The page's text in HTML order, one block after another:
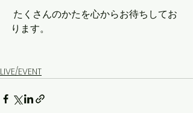
ります。
LIVE/EVENT